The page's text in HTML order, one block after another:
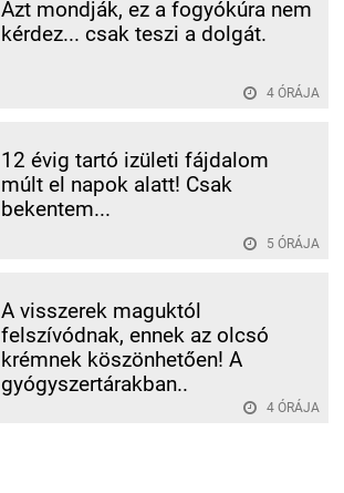
Azt mondják, ez a fogyókúra nem
kérdez... csak teszi a dolgát.
4 ÓRÁJA
12 évig tartó izületi fájdalom
múlt el napok alatt! Csak
bekentem...
5 ÓRÁJA
A visszerek maguktól
felszívódnak, ennek az olcsó
krémnek köszönhetően! A
gyógyszertárakban..
4 ÓRÁJA